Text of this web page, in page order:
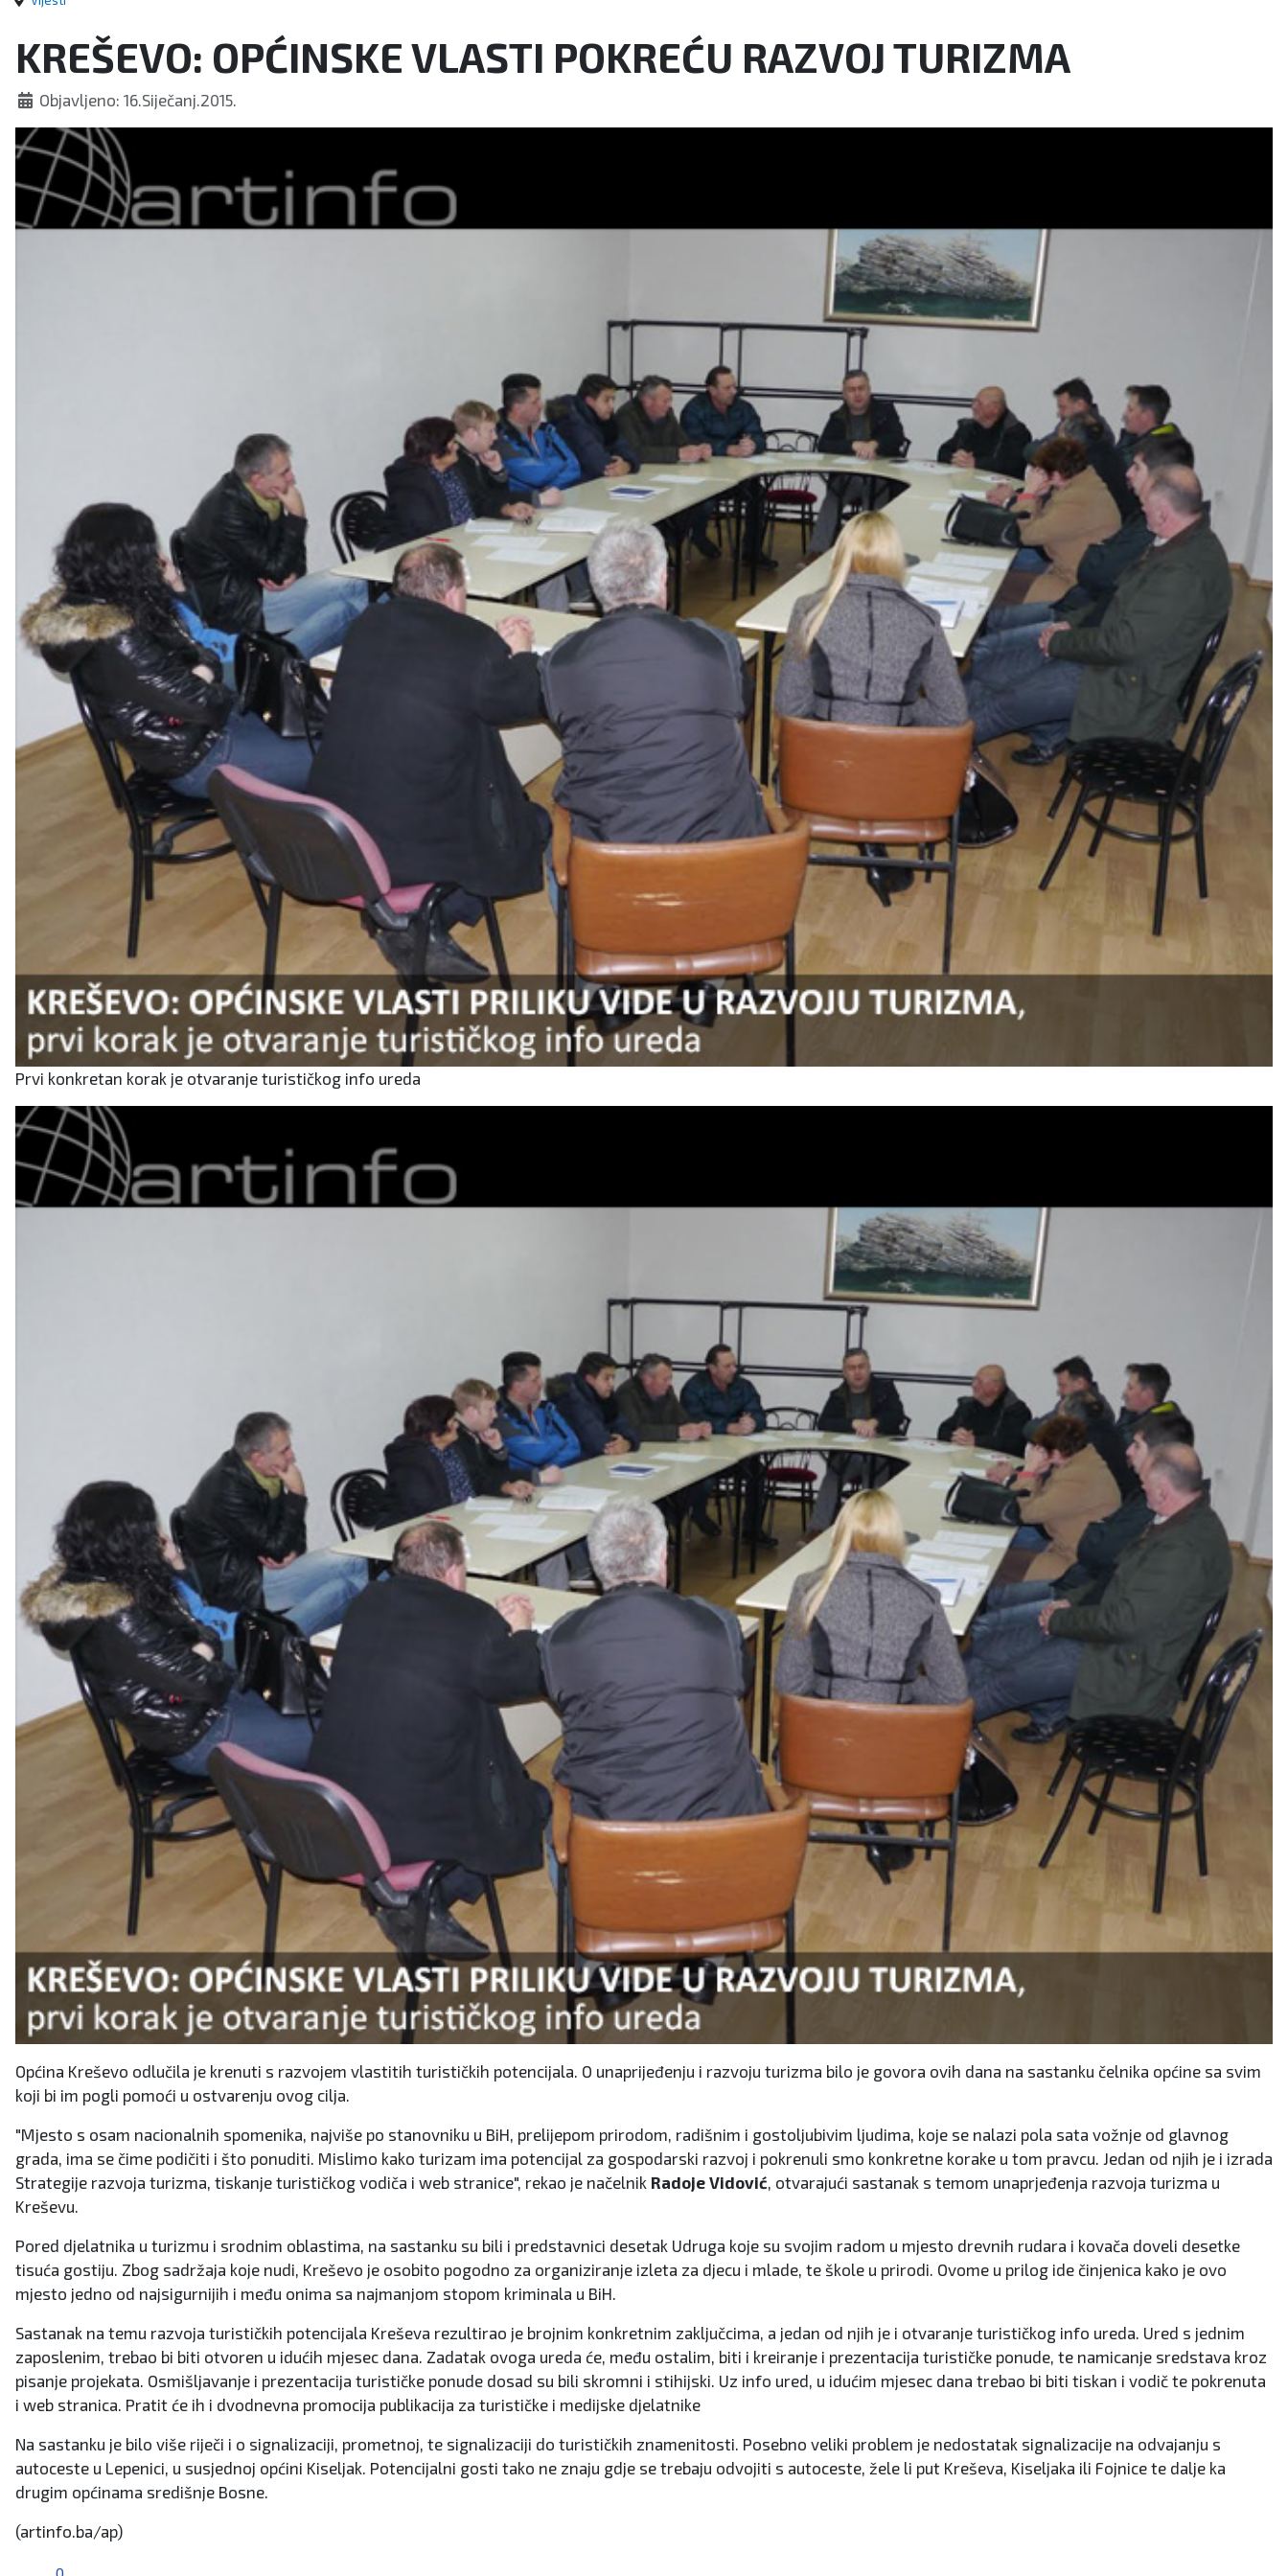
KREŠEVO: OPĆINSKE VLASTI POKREĆU RAZVOJ TURIZMA
Objavljeno: 16.Siječanj.2015.
Prvi konkretan korak je otvaranje turističkog info ureda
Općina Kreševo odlučila je krenuti s razvojem vlastitih turističkih potencijala. O unaprijeđenju i razvoju turizma bilo je govora ovih dana na sastanku čelnika općine sa svim
koji bi im pogli pomoći u ostvarenju ovog cilja.
"Mjesto s osam nacionalnih spomenika, najviše po stanovniku u BiH, prelijepom prirodom, radišnim i gostoljubivim ljudima, koje se nalazi pola sata vožnje od glavnog
grada, ima se čime podičiti i što ponuditi. Mislimo kako turizam ima potencijal za gospodarski razvoj i pokrenuli smo konkretne korake u tom pravcu. Jedan od njih je i izrada
Strategije razvoja turizma, tiskanje turističkog vodiča i web stranice", rekao je načelnik Radoje Vidović , otvarajući sastanak s temom unaprjeđenja razvoja turizma u
Kreševu.
Pored djelatnika u turizmu i srodnim oblastima, na sastanku su bili i predstavnici desetak Udruga koje su svojim radom u mjesto drevnih rudara i kovača doveli desetke
tisuća gostiju. Zbog sadržaja koje nudi, Kreševo je osobito pogodno za organiziranje izleta za djecu i mlade, te škole u prirodi. Ovome u prilog ide činjenica kako je ovo
mjesto jedno od najsigurnijih i među onima sa najmanjom stopom kriminala u BiH.
Sastanak na temu razvoja turističkih potencijala Kreševa rezultirao je brojnim konkretnim zaključcima, a jedan od njih je i otvaranje turističkog info ureda. Ured s jednim
zaposlenim, trebao bi biti otvoren u idućih mjesec dana. Zadatak ovoga ureda će, među ostalim, biti i kreiranje i prezentacija turističke ponude, te namicanje sredstava kroz
pisanje projekata. Osmišljavanje i prezentacija turističke ponude dosad su bili skromni i stihijski. Uz info ured, u idućim mjesec dana trebao bi biti tiskan i vodič te pokrenuta
i web stranica. Pratit će ih i dvodnevna promocija publikacija za turističke i medijske djelatnike
Na sastanku je bilo više riječi i o signalizaciji, prometnoj, te signalizaciji do turističkih znamenitosti. Posebno veliki problem je nedostatak signalizacije na odvajanju s
autoceste u Lepenici, u susjednoj općini Kiseljak. Potencijalni gosti tako ne znaju gdje se trebaju odvojiti s autoceste, žele li put Kreševa, Kiseljaka ili Fojnice te dalje ka
drugim općinama središnje Bosne.
(artinfo.ba/ap)
0